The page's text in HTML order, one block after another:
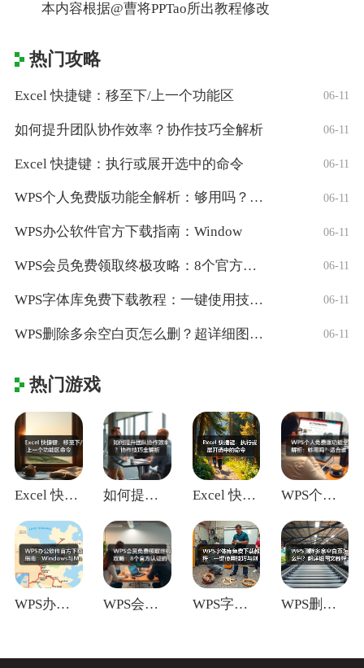
本内容根据@曹将PPTao所出教程修改
热门攻略
Excel 快捷键：移至下/上一个功能区 06-11
如何提升团队协作效率？协作技巧全解析 06-11
Excel 快捷键：执行或展开选中的命令 06-11
WPS个人免费版功能全解析：够用吗？适合 06-11
WPS办公软件官方下载指南：Window 06-11
WPS会员免费领取终极攻略：8个官方认证 06-11
WPS字体库免费下载教程：一键使用技巧与 06-11
WPS删除多余空白页怎么删？超详细图文教 06-11
热门游戏
Excel 快捷键：移至下/上一个功能区 如何提升团队协作效率？协作技巧全解析 Excel 快捷键：执行或展开选中的命令 WPS个人免费版功能全解析：够用吗？适合
WPS办公软件官方下载指南：Window WPS会员免费领取终极攻略：8个官方认证 WPS字体库免费下载教程：一键使用技巧与 WPS删除多余空白页怎么删？超详细图文教